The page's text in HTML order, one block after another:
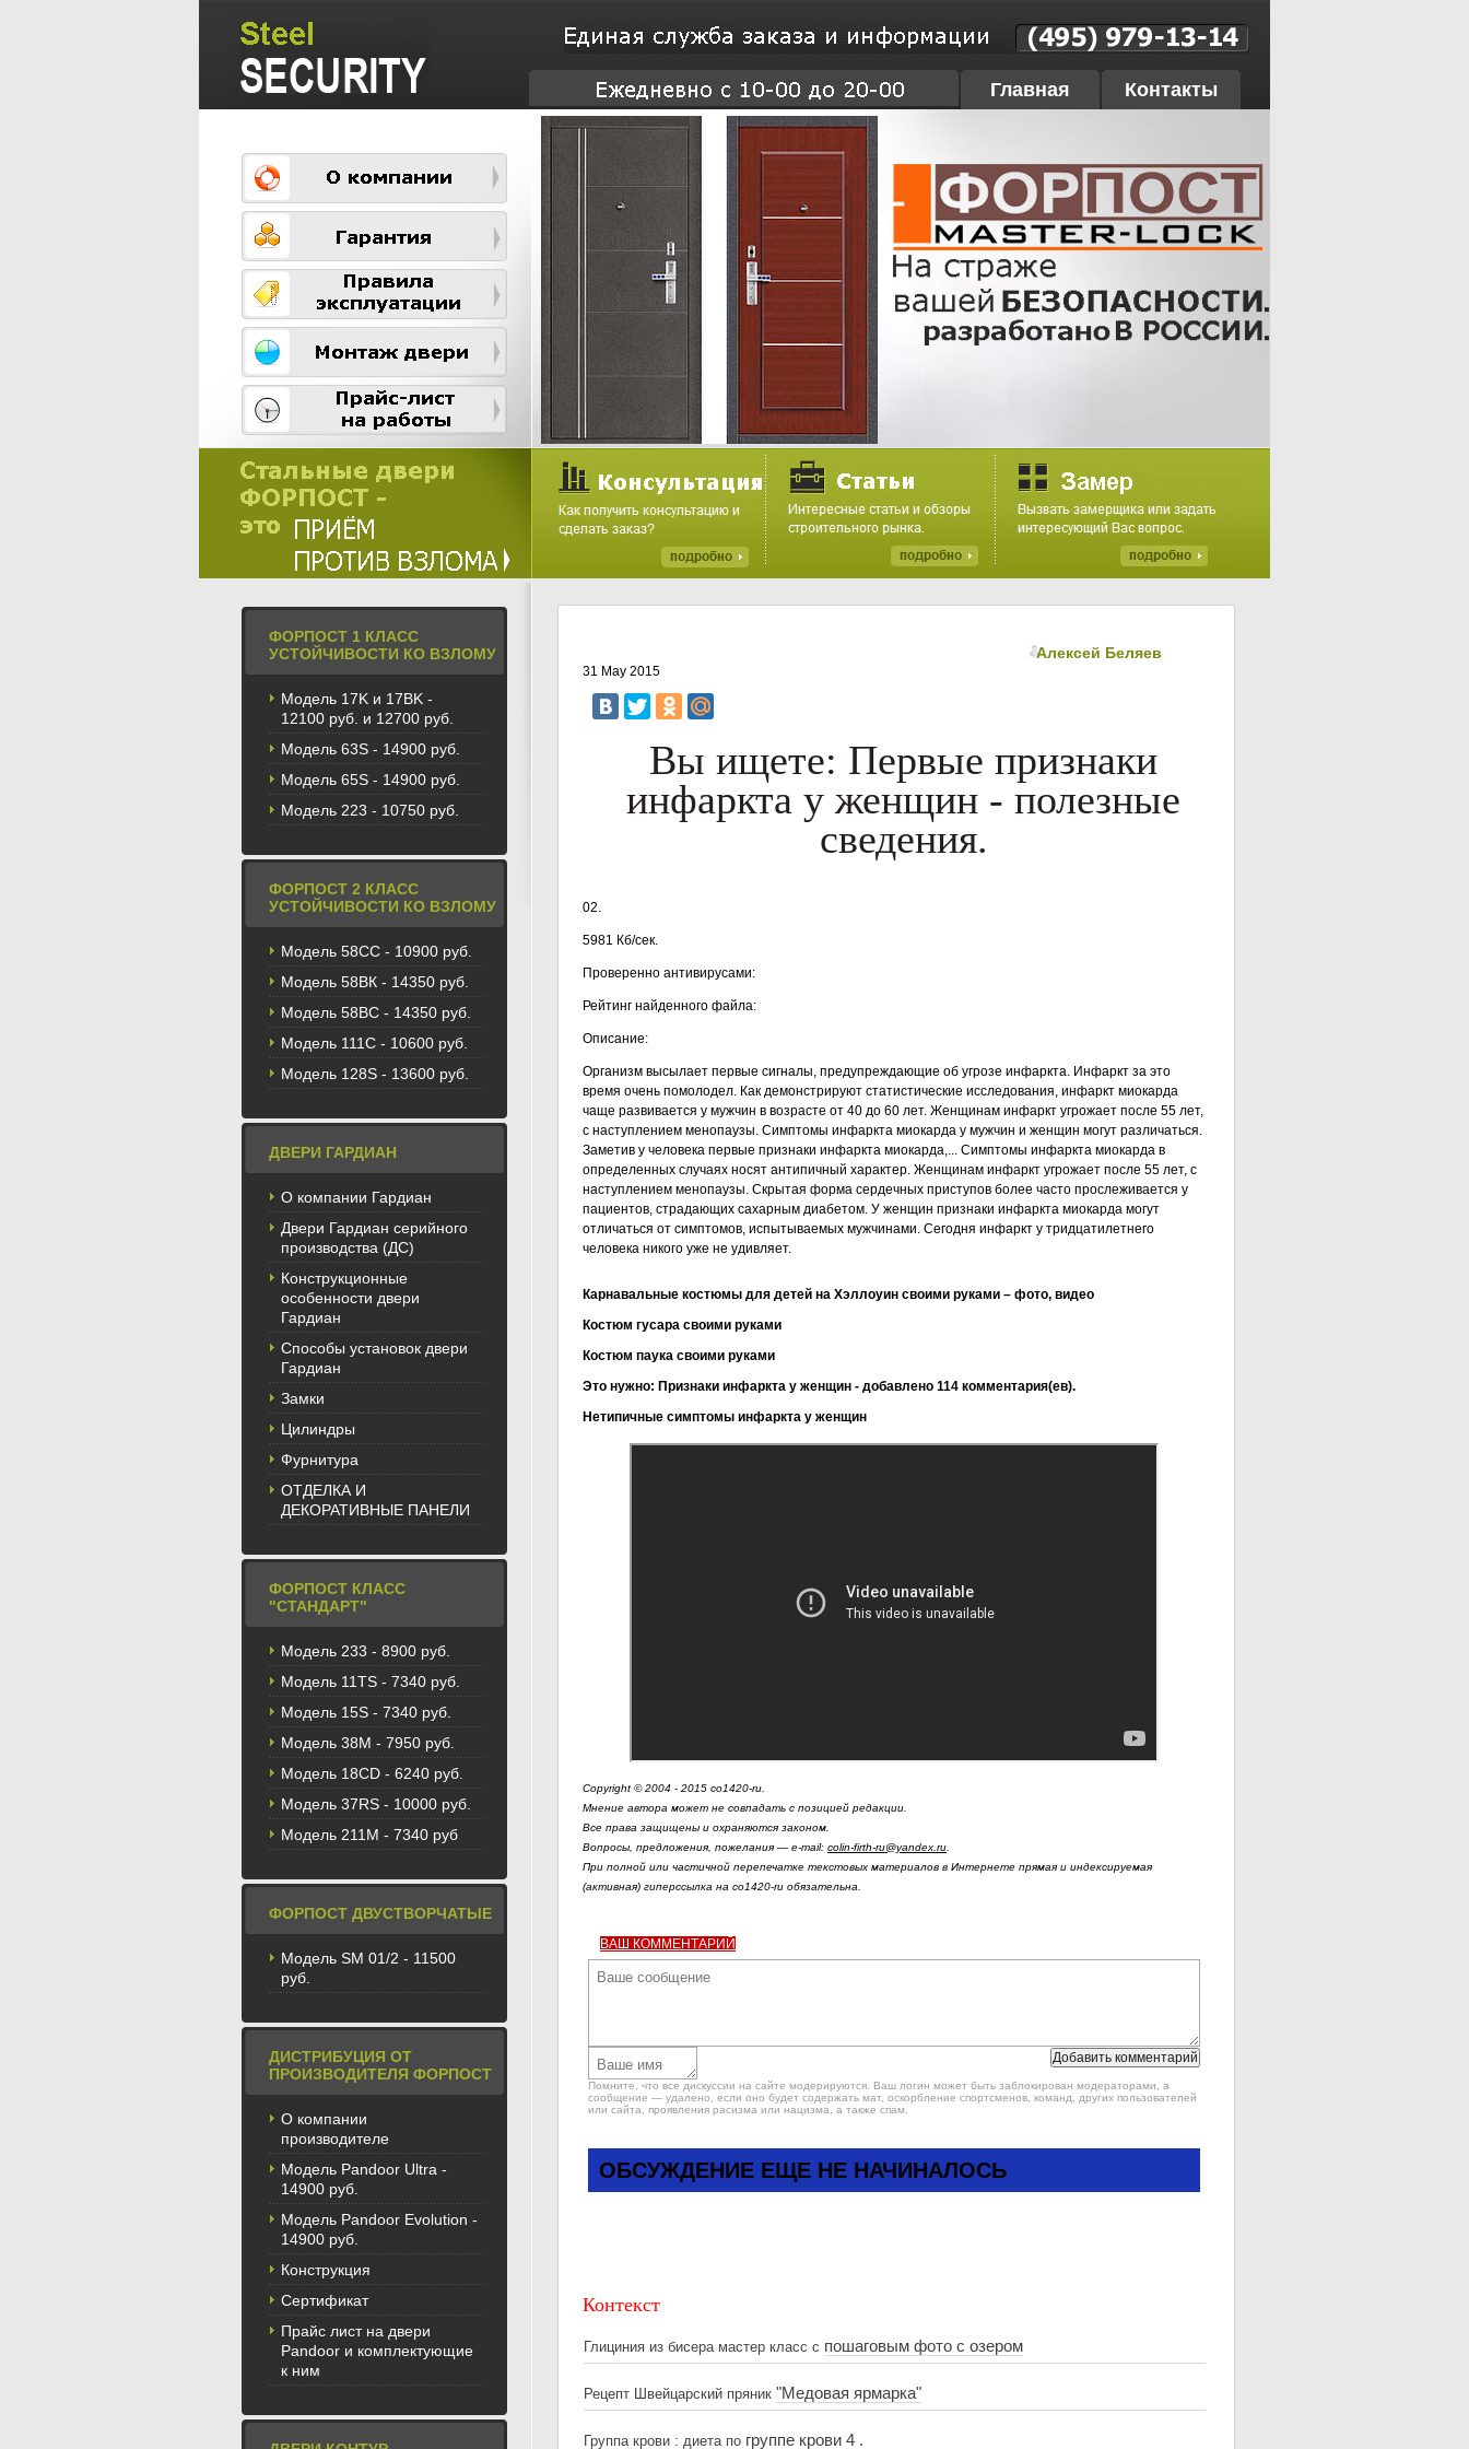
Главная Контакты
ФОРПОСТ 1 КЛАСС
УСТОЙЧИВОСТИ КО ВЗЛОМУ
Модель 17K и 17BK -
12100 руб. и 12700 руб.
Модель 63S - 14900 руб.
Модель 65S - 14900 руб.
Модель 223 - 10750 руб.
ФОРПОСТ 2 КЛАСС
УСТОЙЧИВОСТИ КО ВЗЛОМУ
Модель 58CС - 10900 руб.
Модель 58BК - 14350 руб.
Модель 58ВС - 14350 руб.
Модель 111С - 10600 руб.
Модель 128S - 13600 руб.
ДВЕРИ ГАРДИАН
О компании Гардиан
Двери Гардиан серийного
производства (ДС)
Конструкционные
особенности двери
Гардиан
Способы установок двери
Гардиан
Замки
Цилиндры
Фурнитура
ОТДЕЛКА И
ДЕКОРАТИВНЫЕ ПАНЕЛИ
ФОРПОСТ КЛАСС
"СТАНДАРТ"
Модель 233 - 8900 руб.
Модель 11TS - 7340 руб.
Модель 15S - 7340 руб.
Модель 38M - 7950 руб.
Модель 18CD - 6240 руб.
Модель 37RS - 10000 руб.
Модель 211М - 7340 руб
ФОРПОСТ ДВУСТВОРЧАТЫЕ
Модель SM 01/2 - 11500
руб.
ДИСТРИБУЦИЯ ОТ
ПРОИЗВОДИТЕЛЯ ФОРПОСТ
О компании
производителе
Модель Pandoor Ultra -
14900 руб.
Модель Pandoor Evolution -
14900 руб.
Конструкция
Сертификат
Прайс лист на двери
Pandoor и комплектующие
к ним
Алексей Беляев
31 May 2015
Вы ищете: Первые признаки
инфаркта у женщин - полезные
сведения.
02.
5981 Кб/сек.
Проверенно антивирусами:
Рейтинг найденного файла:
Описание:
Организм высылает первые сигналы, предупреждающие об угрозе инфаркта. Инфаркт за это
время очень помолодел. Как демонстрируют статистические исследования, инфаркт миокарда
чаще развивается у мужчин в возрасте от 40 до 60 лет. Женщинам инфаркт угрожает после 55 лет,
с наступлением менопаузы. Симптомы инфаркта миокарда у мужчин и женщин могут различаться.
Заметив у человека первые признаки инфаркта миокарда,... Симптомы инфаркта миокарда в
определенных случаях носят антипичный характер. Женщинам инфаркт угрожает после 55 лет, с
наступлением менопаузы. Скрытая форма сердечных приступов более часто прослеживается у
пациентов, страдающих сахарным диабетом. У женщин признаки инфаркта миокарда могут
отличаться от симптомов, испытываемых мужчинами. Сегодня инфаркт у тридцатилетнего
человека никого уже не удивляет.
Карнавальные костюмы для детей на Хэллоуин своими руками – фото, видео
Костюм гусара своими руками
Костюм паука своими руками
Это нужно: Признаки инфаркта у женщин - добавлено 114 комментария(ев).
Нетипичные симптомы инфаркта у женщин
Симптомы инфаркта у дам
Признаки алкоголизма у женщин
Инфекции мочевыводящих стезей у женщин
Слайдшоу: зрительное руководство по заболеваниям сердца -1
Признаки инфаркта у дам
Гормональные несоблюдения у женщин причины и симптомы
Статины помогут предотвратить инсульт и инфаркт как у дам, так и у мужчин
Щитовидная железа. Симптомы хворости
Симптомы молочницы у женщин, причины появления, лечение
Что такое кольпит у женщин? Кольпит: признаки и лечение
Симптомы молочницы у дам
Мужчина, дама и стресс
Гормональный сбой у дам: причины, симптомы и лечение
Как освободиться от кольпита навсегда?
Кондиломы у дам – склонность к частому рецидивированию - Симптомы
Гонорея — симптомы у дам
Инфаркт у женщин – симптомы, причины и исцеление
Кольпит у женщин: причины, звонки, лечение
Признаки щитовидки у дам: симптомы заболевания щитовидной железы
Как распознать доносы инфаркта и что делать?
Причины, основные виды и радиосигналы недуга
Кольпит. Симптомы и лечение
Характерные оказания женского кандидоза и симптоматика у девушек
Copyright © 2004 - 2015 co1420-ru.
Мнение автора может не совпадать с позицией редакции.
Все права защищены и охраняются законом.
Вопросы, предложения, пожелания — e-mail: colin-firth-ru@yandex.ru
При полной или частичной перепечатке текстовых материалов в Интернете прямая и индексируемая
(активная) гиперссылка на co1420-ru обязательна.
ВАШ КОММЕНТАРИЙ
Помните, что все дискуссии на сайте модерируются. Ваш логин может быть заблокирован модераторами, а
сообщение — удалено, если оно будет содержать мат, оскорбление спортсменов, команд, других пользователей
или сайта, проявления расизма или нацизма, а также спам.
ОБСУЖДЕНИЕ ЕЩЕ НЕ НАЧИНАЛОСЬ
Контекст
Глициния из бисера мастер класс с пошаговым фото с озером
Рецепт Швейцарский пряник "Медовая ярмарка"
Группа крови : диета по группе крови 4 .